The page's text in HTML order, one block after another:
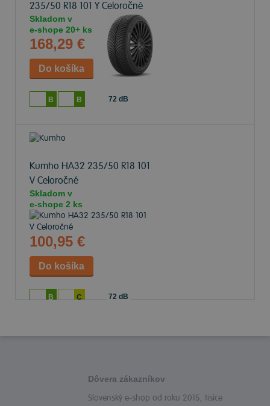
235/50 R18 101 Y Celoročné
Skladom v
e-shope 20+ ks
168,29 €
B B 72 dB
Kumho HA32 235/50 R18 101
V Celoročné
Skladom v
e-shope 2 ks
100,95 €
B C 72 dB
Dôvera zákazníkov
Slovenský e-shop od roku 2015, tisíce